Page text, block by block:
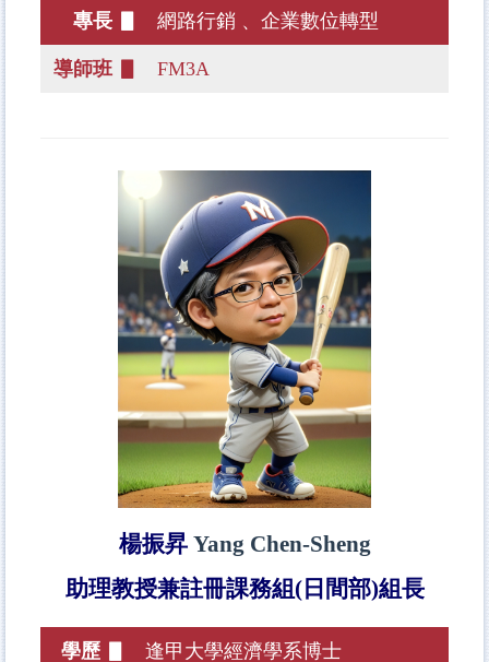
專長 ▋ 網路行銷 、企業數位轉型
導師班 ▋ FM3A
楊振昇 Yang Chen-Sheng
助理教授兼註冊課務組 (日間部)組長
學歷 ▋ 逢甲大學經濟學系博士